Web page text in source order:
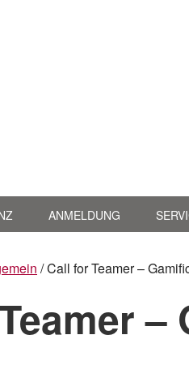
ANMELDUNG
/Call for Teamer –
–